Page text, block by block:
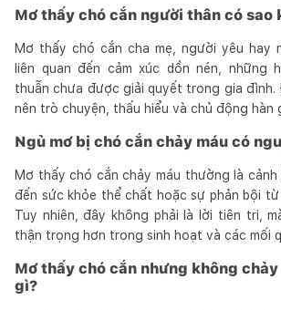
Mơ thấy chó cắn người thân có sao
Mơ thấy chó cắn cha mẹ, người yêu hay
liên quan đến cảm xúc dồn nén, những
thuẫn chưa được giải quyết trong gia đình.
nên trò chuyện, thấu hiểu và chủ động hàn
Ngủ mơ bị chó cắn chảy máu có
Mơ thấy chó cắn chảy máu thường là cảnh
đến sức khỏe thể chất hoặc sự phản bội từ
Tuy nhiên, đây không phải là lời tiên tri,
thận trọng hơn trong sinh hoạt và các mối
Mơ thấy chó cắn nhưng không
gì?